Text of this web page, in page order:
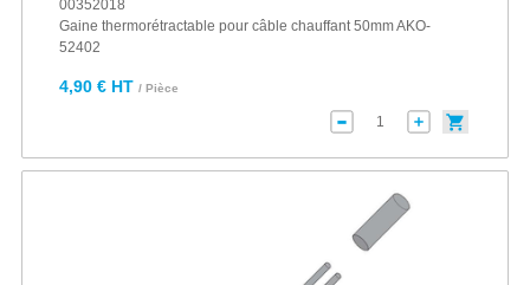
00352018
Gaine thermorétractable pour câble chauffant 50mm AKO-
52402
4,90 € HT / Pièce